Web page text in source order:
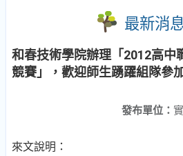
最新消
和春技術學院辦理「2012高中
競賽」，歡迎師生踴躍組隊參加
發布單位：
來文說明：